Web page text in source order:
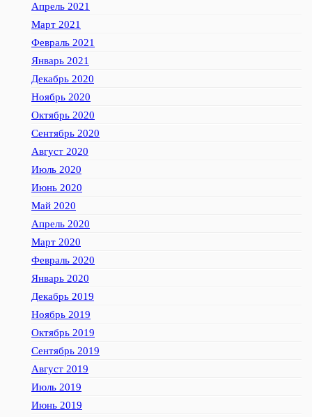
Апрель 2021
Март 2021
Февраль 2021
Январь 2021
Декабрь 2020
Ноябрь 2020
Октябрь 2020
Сентябрь 2020
Август 2020
Июль 2020
Июнь 2020
Май 2020
Апрель 2020
Март 2020
Февраль 2020
Январь 2020
Декабрь 2019
Ноябрь 2019
Октябрь 2019
Сентябрь 2019
Август 2019
Июль 2019
Июнь 2019